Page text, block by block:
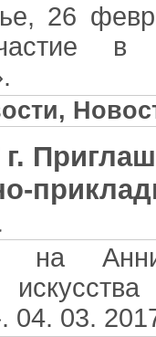
26
в
,
г.
на
03.